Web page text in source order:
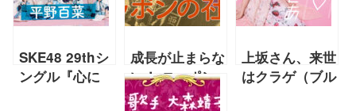
SKE48 29thシ
ングル『心に
成長が止まらな
い！ ニッポン
の社長が見据え
上坂さん、来世
はクラゲ（ブル